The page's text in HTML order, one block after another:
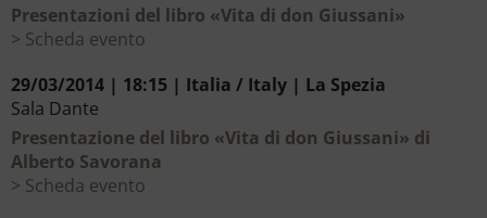
Presentazioni del libro «Vita di don Giussani»
Scheda evento
29/03/2014 | 18:15 | Italia / Italy | La Spezia
Sala Dante
Presentazione del libro «Vita di don Giussani» di
Alberto Savorana
Scheda evento